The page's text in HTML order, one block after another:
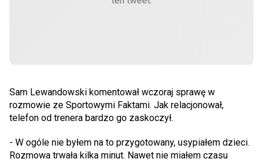
Sam Lewandowski komentował wczoraj sprawę w
rozmowie ze Sportowymi Faktami. Jak relacjonował,
telefon od trenera bardzo go zaskoczył.
- W ogóle nie byłem na to przygotowany, usypiałem dzieci.
Rozmowa trwała kilka minut. Nawet nie miałem czasu